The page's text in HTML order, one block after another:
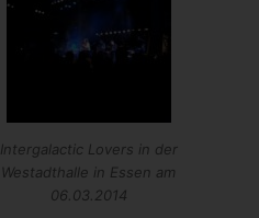
Intergalactic Lovers in der
Westadthalle in Essen am
06.03.2014